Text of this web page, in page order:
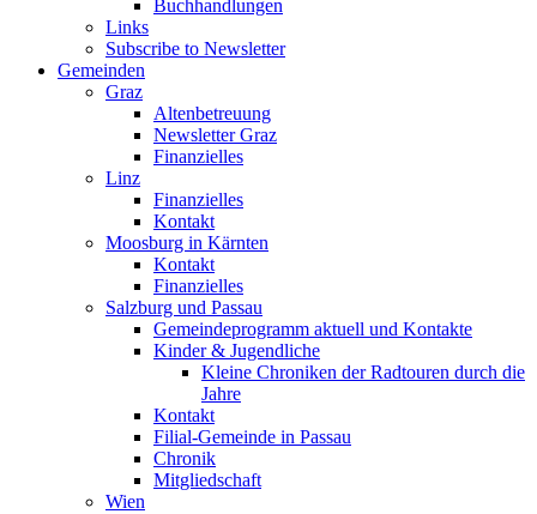
Buchhandlungen
Links
Subscribe to Newsletter
Gemeinden
Graz
Altenbetreuung
Newsletter Graz
Finanzielles
Linz
Finanzielles
Kontakt
Moosburg in Kärnten
Kontakt
Finanzielles
Salzburg und Passau
Gemeindeprogramm aktuell und Kontakte
Kinder & Jugendliche
Kleine Chroniken der Radtouren durch die
Jahre
Kontakt
Filial-Gemeinde in Passau
Chronik
Mitgliedschaft
Wien